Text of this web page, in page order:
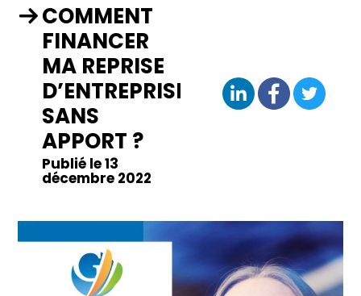
COMMENT
FINANCER
MA REPRISE
D’ENTREPRISE
SANS
APPORT ?
Publié le 13
décembre 2022